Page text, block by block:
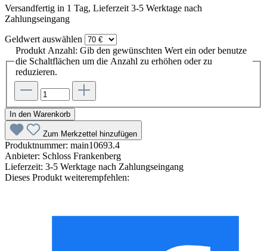
Versandfertig in 1 Tag, Lieferzeit 3-5 Werktage nach
Zahlungseingang
Geldwert auswählen
Produkt Anzahl: Gib den gewünschten Wert ein oder benutze
die Schaltflächen um die Anzahl zu erhöhen oder zu
reduzieren.
In den Warenkorb
Zum Merkzettel hinzufügen
Produktnummer: main10693.4
Anbieter: Schloss Frankenberg
Lieferzeit: 3-5 Werktage nach Zahlungseingang
Dieses Produkt weiterempfehlen: